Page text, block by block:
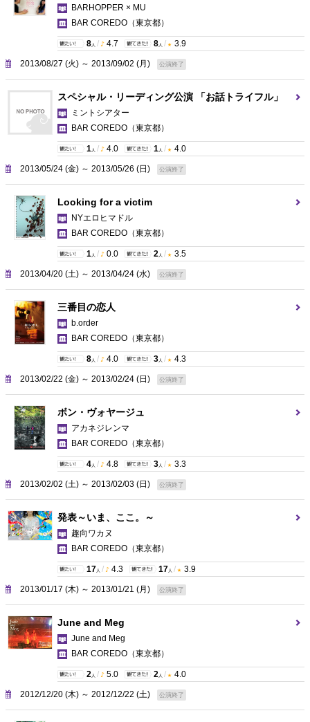
BARHOPPER × MU
BAR COREDO （東京都）
8 人 / 4.7 8 人 / 3.9
2013/08/27 (火) ～ 2013/09/02 (月) 公演終了
スペシャル・リーディング公演 「お話トライフル」
ミントシアター
BAR COREDO （東京都）
1 人 / 4.0 1 人 / 4.0
2013/05/24 (金) ～ 2013/05/26 (日) 公演終了
Looking for a victim
NYエロヒマドル
BAR COREDO （東京都）
1 人 / 0.0 2 人 / 3.5
2013/04/20 (土) ～ 2013/04/24 (水) 公演終了
三番目の恋人
b.order
BAR COREDO （東京都）
8 人 / 4.0 3 人 / 4.3
2013/02/22 (金) ～ 2013/02/24 (日) 公演終了
ボン・ヴォヤージュ
アカネジレンマ
BAR COREDO （東京都）
4 人 / 4.8 3 人 / 3.3
2013/02/02 (土) ～ 2013/02/03 (日) 公演終了
発表～いま、ここ。～
趣向ワカヌ
BAR COREDO （東京都）
17 人 / 4.3 17 人 / 3.9
2013/01/17 (木) ～ 2013/01/21 (月) 公演終了
June and Meg
June and Meg
BAR COREDO （東京都）
2 人 / 5.0 2 人 / 4.0
2012/12/20 (木) ～ 2012/12/22 (土) 公演終了